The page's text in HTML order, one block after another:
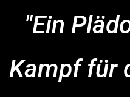
"Ein
Kampf für